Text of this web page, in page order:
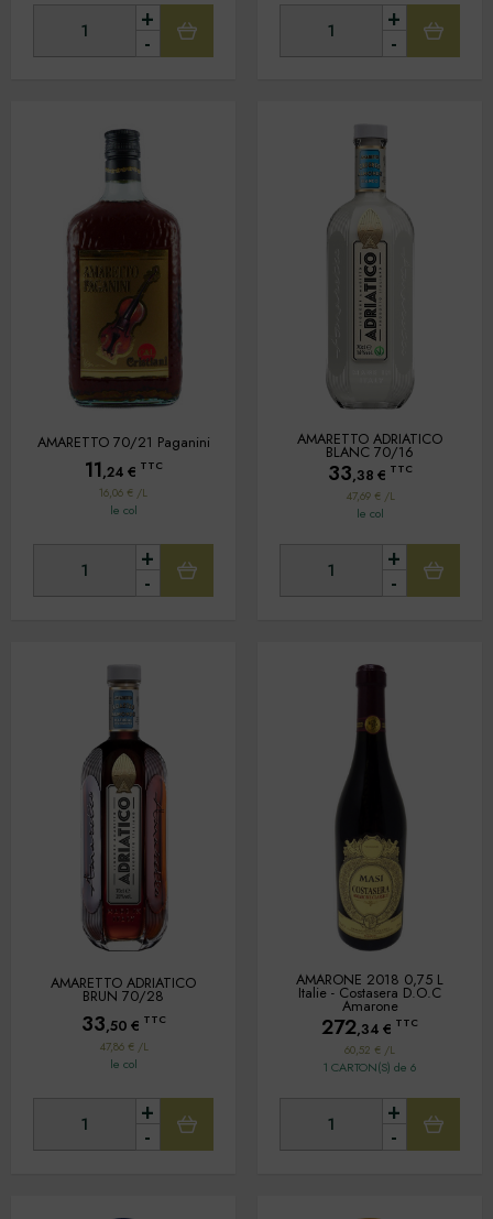
-
+
-
+
AMARETTO 70/21 Paganini
11,24 € TTC
16,06 € /L
le col
-
+
AMARETTO ADRIATICO
BLANC 70/16
33,38 € TTC
47,69 € /L
le col
-
+
AMARETTO ADRIATICO
BRUN 70/28
33,50 € TTC
47,86 € /L
le col
-
+
AMARONE 2018 0,75 L
Italie - Costasera D.O.C
Amarone
272,34 € TTC
60,52 € /L
1 CARTON(S) de 6
-
+